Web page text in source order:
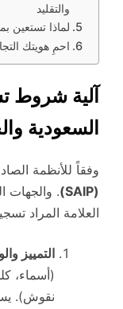
والتقليد
لماذا تستعين
احمِ هويتك
آلية شروط
السعودية
وفقاً للأنظمة
(SAIP)
. والجهات
العلامة المراد
التمييز
(أسماء،
نقوش).